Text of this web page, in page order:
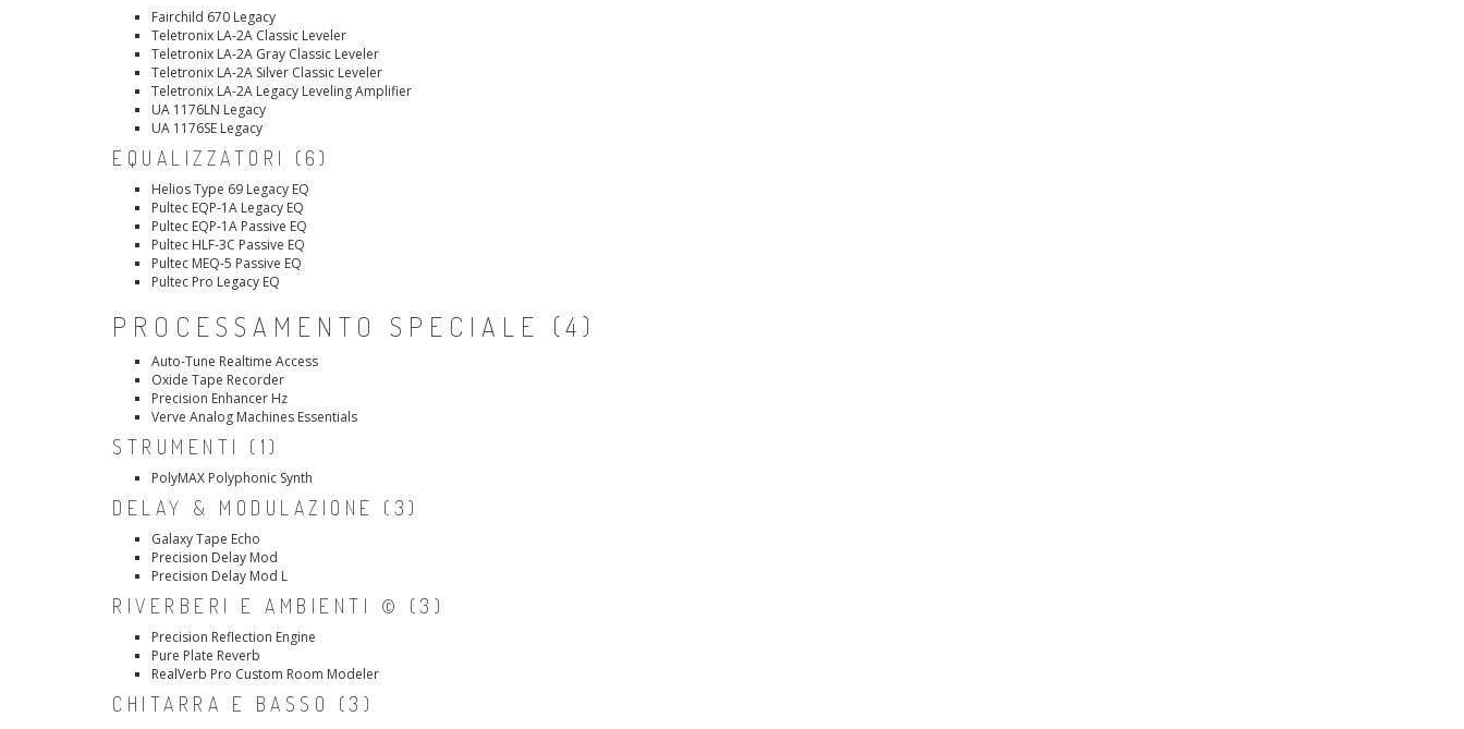
Fairchild 670 Legacy
Teletronix LA-2A Classic Leveler
Teletronix LA-2A Gray Classic Leveler
Teletronix LA-2A Silver Classic Leveler
Teletronix LA-2A Legacy Leveling Amplifier
UA 1176LN Legacy
UA 1176SE Legacy
EQUALIZZATORI (6)
Helios Type 69 Legacy EQ
Pultec EQP-1A Legacy EQ
Pultec EQP-1A Passive EQ
Pultec HLF-3C Passive EQ
Pultec MEQ-5 Passive EQ
Pultec Pro Legacy EQ
PROCESSAMENTO SPECIALE (4)
Auto-Tune Realtime Access
Oxide Tape Recorder
Precision Enhancer Hz
Verve Analog Machines Essentials
STRUMENTI (1)
PolyMAX Polyphonic Synth
DELAY & MODULAZIONE (3)
Galaxy Tape Echo
Precision Delay Mod
Precision Delay Mod L
RIVERBERI E AMBIENTI © (3)
Precision Reflection Engine
Pure Plate Reverb
RealVerb Pro Custom Room Modeler
CHITARRA E BASSO (3)